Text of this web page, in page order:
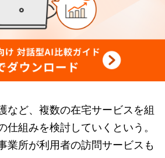
など、複数の在宅サービスを組
仕組みを検討していくという。
業所が利用者の訪問サービスも